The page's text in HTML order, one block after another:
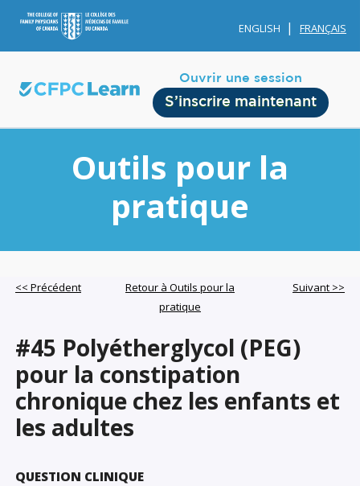
ENGLISH FRANÇAIS
Ouvrir une session
S’inscrire maintenant
Account Membership
Credit History
Sign Out
Outils pour la
pratique
<< Précédent
Retour à Outils pour la
pratique
Suivant >>
#45 Polyétherglycol (PEG)
pour la constipation
chronique chez les enfants et
les adultes
QUESTION CLINIQUE